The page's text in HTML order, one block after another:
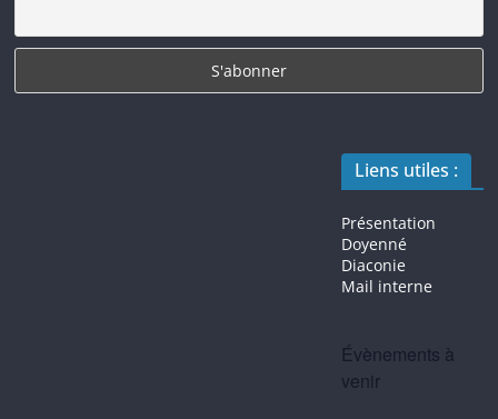
Liens utiles :
Présentation
Doyenné
Diaconie
Mail interne
Évènements à
venir